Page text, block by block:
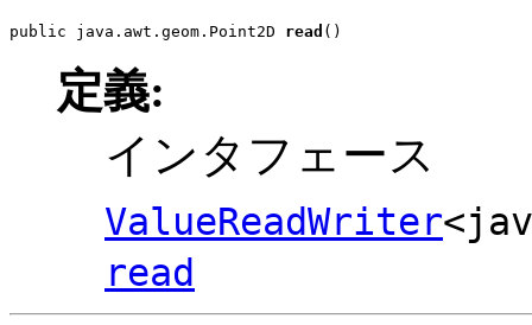
public java.awt.geom.Point2D read ()
定義:
インタフェース
ValueReadWriter
read